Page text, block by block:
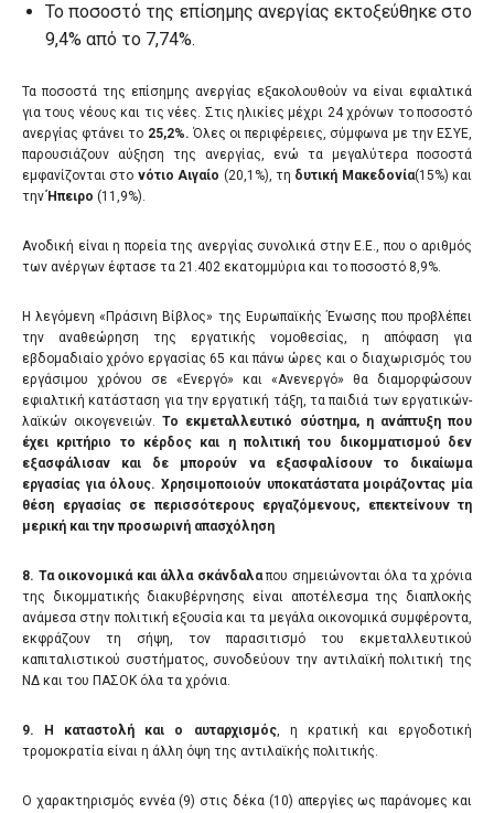
Το ποσοστό της επίσημης ανεργίας εκτοξεύθηκε στο
9,4% από το 7,74%.
Τα ποσοστά της επίσημης ανεργίας εξακολουθούν να είναι εφιαλτικά
για τους νέους και τις νέες. Στις ηλικίες μέχρι 24 χρόνων το ποσοστό
ανεργίας φτάνει το 25,2%. Όλες οι περιφέρειες, σύμφωνα με την ΕΣΥΕ,
παρουσιάζουν αύξηση της ανεργίας, ενώ τα μεγαλύτερα ποσοστά
εμφανίζονται στο νότιο Αιγαίο (20,1%), τη δυτική Μακεδονία(15%) και
τηνΉπειρο (11,9%).
Ανοδική είναι η πορεία της ανεργίας συνολικά στην Ε.Ε., που ο αριθμός
των ανέργων έφτασε τα 21.402 εκατομμύρια και το ποσοστό 8,9%.
Η λεγόμενη «Πράσινη Βίβλος» της Ευρωπαϊκής Ένωσης που προβλέπει
την αναθεώρηση της εργατικής νομοθεσίας, η απόφαση για
εβδομαδιαίο χρόνο εργασίας 65 και πάνω ώρες και ο διαχωρισμός του
εργάσιμου χρόνου σε «Ενεργό» και «Ανενεργό» θα διαμορφώσουν
εφιαλτική κατάσταση για την εργατική τάξη, τα παιδιά των εργατικών-
λαϊκών οικογενειών.Το εκμεταλλευτικό σύστημα, η ανάπτυξη που
έχει κριτήριο το κέρδος και η πολιτική του δικομματισμού δεν
εξασφάλισαν και δε μπορούν να εξασφαλίσουν το δικαίωμα
εργασίας για όλους. Χρησιμοποιούν υποκατάστατα μοιράζοντας μία
θέση εργασίας σε περισσότερους εργαζόμενους, επεκτείνουν τη
μερική και την προσωρινή απασχόληση
8. Τα οικονομικά και άλλα σκάνδαλαπου σημειώνονται όλα τα χρόνια
της δικομματικής διακυβέρνησης είναι αποτέλεσμα της διαπλοκής
ανάμεσα στην πολιτική εξουσία και τα μεγάλα οικονομικά συμφέροντα,
εκφράζουν τη σήψη, τον παρασιτισμό του εκμεταλλευτικού
καπιταλιστικού συστήματος, συνοδεύουν την αντιλαϊκή πολιτική της
ΝΔ και του ΠΑΣΟΚ όλα τα χρόνια.
9. Η καταστολή και ο αυταρχισμός, η κρατική και εργοδοτική
τρομοκρατία είναι η άλλη όψη της αντιλαϊκής πολιτικής.
Ο χαρακτηρισμός εννέα (9) στις δέκα (10) απεργίες ως παράνομες και